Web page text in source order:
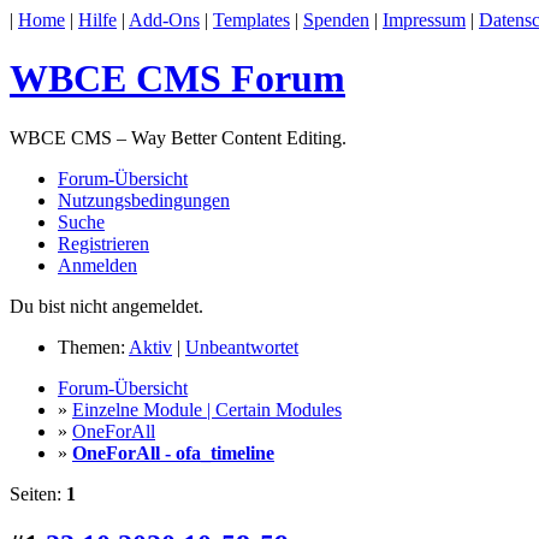
| Home | Hilfe | Add-Ons | Templates | Spenden | Impressum |
WBCE CMS Forum
WBCE CMS – Way Better Content Editing.
Forum-Übersicht
Nutzungsbedingungen
Suche
Registrieren
Anmelden
Du bist nicht angemeldet.
Themen: Aktiv | Unbeantwortet
Forum-Übersicht
» Einzelne Module | Certain Modules
» OneForAll
» OneForAll - ofa_timeline
Seiten: 1